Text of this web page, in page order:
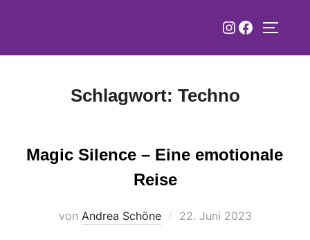
Instagram
Schlagwort: Techno
Magic Silence – Eine emotionale
Reise
von Andrea Schöne
Veröffentlicht
22. Juni 2023